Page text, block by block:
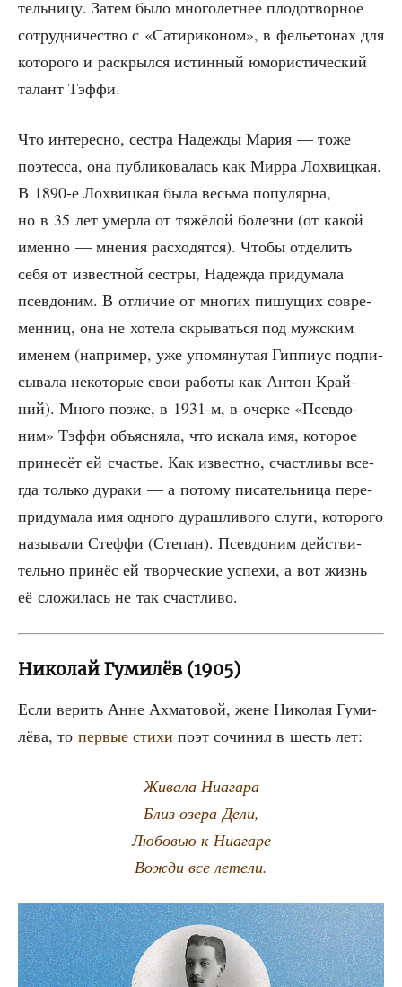
тель­ни­цу. Затем было мно­го­лет­нее пло­до­твор­ное
сотруд­ни­че­ство с «Сати­ри­ко­ном», в фелье­то­нах для
кото­ро­го и рас­крыл­ся истин­ный юмо­ри­сти­че­ский
талант Тэффи.
Что инте­рес­но, сест­ра Надеж­ды Мария — тоже
поэтес­са, она пуб­ли­ко­ва­лась как Мир­ра Лох­виц­кая.
В 1890‑е Лох­виц­кая была весь­ма попу­ляр­на,
но в 35 лет умер­ла от тяжё­лой болез­ни (от какой
имен­но — мне­ния рас­хо­дят­ся). Что­бы отде­лить
себя от извест­ной сест­ры, Надеж­да при­ду­ма­ла
псев­до­ним. В отли­чие от мно­гих пишу­щих совре­
мен­ниц, она не хоте­ла скры­вать­ся под муж­ским
име­нем (напри­мер, уже упо­мя­ну­тая Гип­пи­ус под­пи­
сы­ва­ла неко­то­рые свои рабо­ты как Антон Край­
ний). Мно­го поз­же, в 1931‑м, в очер­ке «Псев­до­
ним» Тэф­фи объ­яс­ня­ла, что иска­ла имя, кото­рое
при­не­сёт ей сча­стье. Как извест­но, счаст­ли­вы все­
гда толь­ко дура­ки — а пото­му писа­тель­ни­ца пере­
при­ду­ма­ла имя одно­го дураш­ли­во­го слу­ги, кото­ро­го
назы­ва­ли Стеф­фи (Сте­пан). Псев­до­ним дей­стви­
тель­но при­нёс ей твор­че­ские успе­хи, а вот жизнь
её сло­жи­лась не так счастливо.
Николай Гумилёв (1905)
Если верить Анне Ахма­то­вой, жене Нико­лая Гуми­
лё­ва, то пер­вые сти­хи поэт сочи­нил в шесть лет:
Жива­ла Ниагара
Близ озе­ра Дели,
Любо­вью к Ниагаре
Вожди все летели.